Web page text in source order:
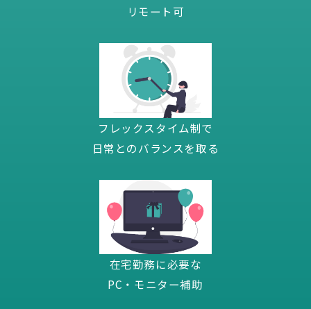
リモート可
フレックスタイム制で
日常とのバランスを取る
在宅勤務に必要な
PC・モニター補助